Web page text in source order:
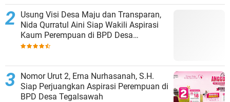
Usung Visi Desa Maju dan Transparan,
Nida Qurratul Aini Siap Wakili Aspirasi
Kaum Perempuan di BPD Desa
Tegalsawah
Nomor Urut 2, Erna Nurhasanah, S.H.
Siap Perjuangkan Aspirasi Perempuan di
BPD Desa Tegalsawah